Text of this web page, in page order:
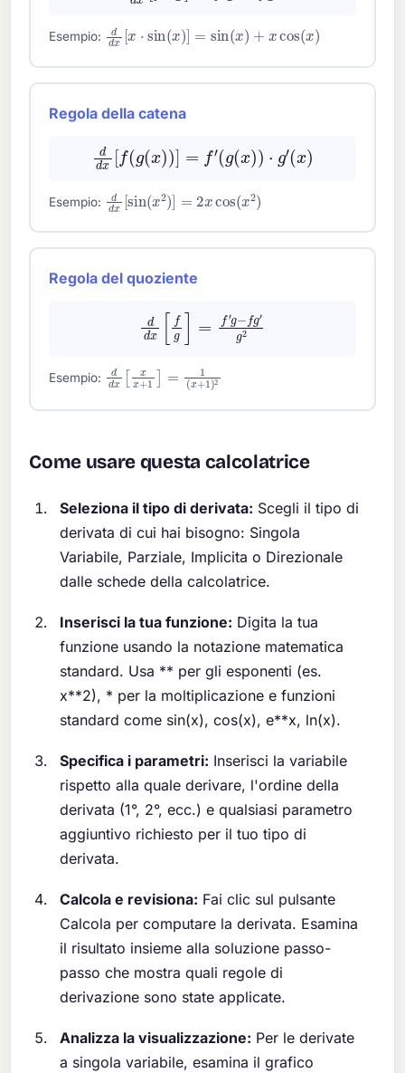
Esempio: dd x sin( x) sin x + x x)
Regola della catena
dd x [f g x)) ′(g x )⋅g x)
Esempio: dd x [ sin (x2 =2 cos x2
Regola del quoziente
dd x [fg g−fg′
Esempio: dd x xx + x
Come usare questa calcolatrice
Seleziona il tipo di derivata: Scegli il tipo di
derivata di cui hai bisogno: Singola
Variabile, Parziale, Implicita o Direzionale
dalle schede della calcolatrice.
Inserisci la tua funzione: Digita la tua
funzione usando la notazione matematica
standard. Usa ** per gli esponenti (es.
x**2), * per la moltiplicazione e funzioni
standard come sin(x), cos(x), e**x, ln(x).
Specifica i parametri: Inserisci la variabile
rispetto alla quale derivare, l'ordine della
derivata (1°, 2°, ecc.) e qualsiasi parametro
aggiuntivo richiesto per il tuo tipo di
derivata.
Calcola e revisiona: Fai clic sul pulsante
Calcola per computare la derivata. Esamina
il risultato insieme alla soluzione passo-
passo che mostra quali regole di
derivazione sono state applicate.
Analizza la visualizzazione: Per le derivate
a singola variabile, esamina il grafico